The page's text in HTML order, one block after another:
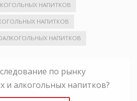
НАПИТКОВ
НАПИТКОВ
НАПИТКОВ
по рынку
и алкогольных напитков?